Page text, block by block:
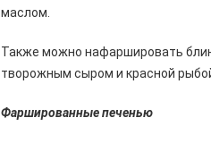
маслом.
Также можно нафаршировать
творожным сыром и красной
Фаршированные печенью